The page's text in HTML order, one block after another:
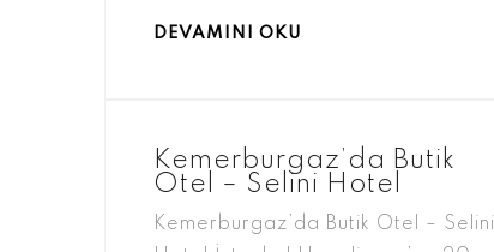
DEVAMINI OKU
Kemerburgaz’da Butik
Otel – Selini Hotel
Kemerburgaz’da Butik Otel – Selini